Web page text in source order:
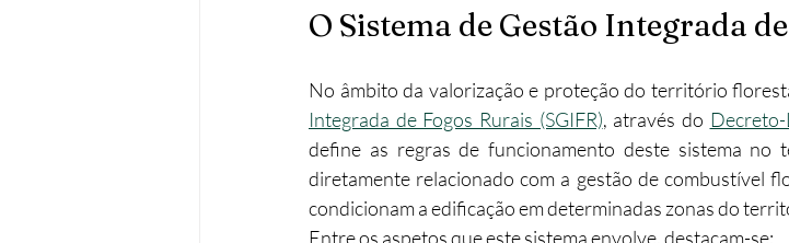
O Sistema de Gestão Integrada
No âmbito da valorização e proteção do território
Integrada de Fogos Rurais (SGIFR), através do
define as regras de funcionamento deste sistema no
diretamente relacionado com a gestão de combustível
condicionam a edificação em determinadas zonas do
Entre os aspetos que este sistema envolve, destacam-se: